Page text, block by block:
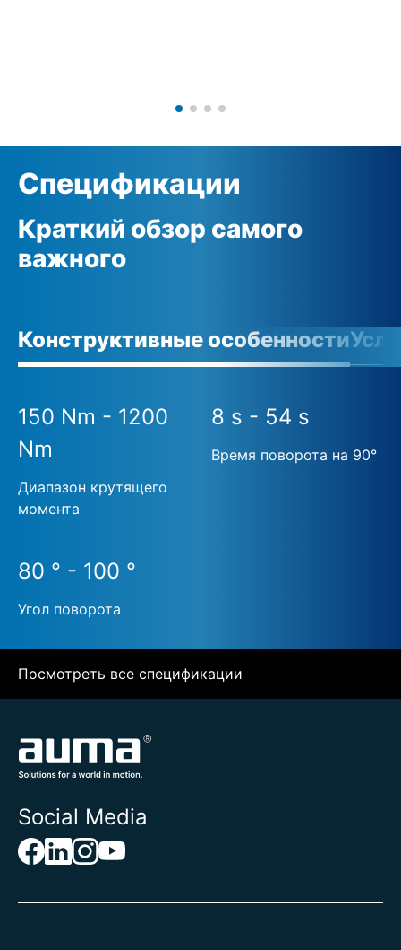
Спецификации
Краткий обзор самого
важного
Конструктивные особенности
150 Nm - 1200
Nm
Диапазон крутящего
момента
8 s - 54 s
Время поворота на 90°
80 ° - 100 °
Угол поворота
Посмотреть все спецификации
Social Media